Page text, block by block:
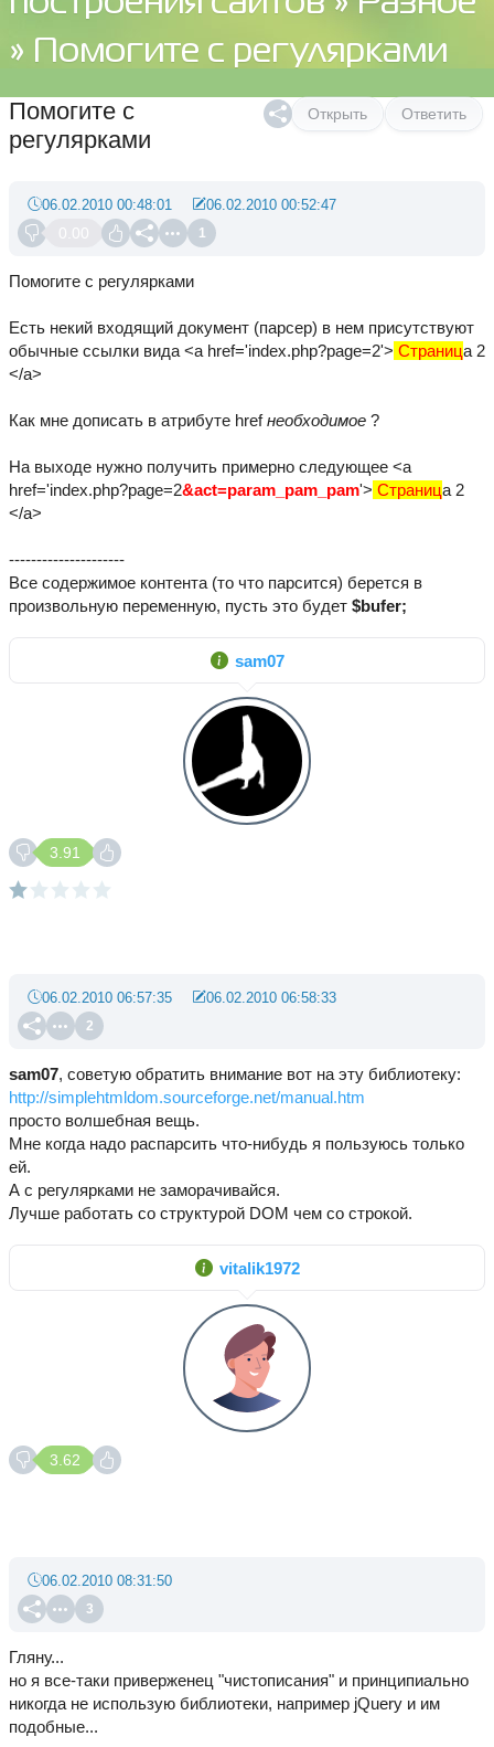
» Помогите с регулярками
Открыть Ответить
Помогите с
регулярками
0.00 1
06.02.2010 00:48:01 06.02.2010 00:52:47
Помогите с регулярками
Есть некий входящий документ (парсер) в нем присутствуют
обычные ссылки вида <a href='index.php?page=2'> Страница 2
</a>
Как мне дописать в атрибуте hrefнеобходимое ?
На выходе нужно получить примерно следующее <a
href='index.php?page=2&act=param_pam_pam'> Страница 2
</a>
---------------------
Все содержимое контента (то что парсится) берется в
произвольную переменную, пусть это будет $bufer;
sam07
3.91
2
06.02.2010 06:57:35 06.02.2010 06:58:33
sam07, советую обратить внимание вот на эту библиотеку:
http://simplehtmldom.sourceforge.net/manual.htm
просто волшебная вещь.
Мне когда надо распарсить что-нибудь я пользуюсь только
ей.
А с регулярками не заморачивайся.
Лучше работать со структурой DOM чем со строкой.
vitalik1972
3.62
3
06.02.2010 08:31:50
Гляну...
но я все-таки приверженец "чистописания" и принципиально
никогда не использую библиотеки, например jQuery и им
подобные...